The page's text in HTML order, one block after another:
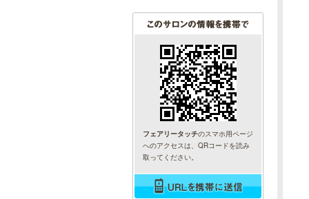
フェアリータッチのスマホ用ページ
へのアクセスは、QRコードを読み
取ってください。